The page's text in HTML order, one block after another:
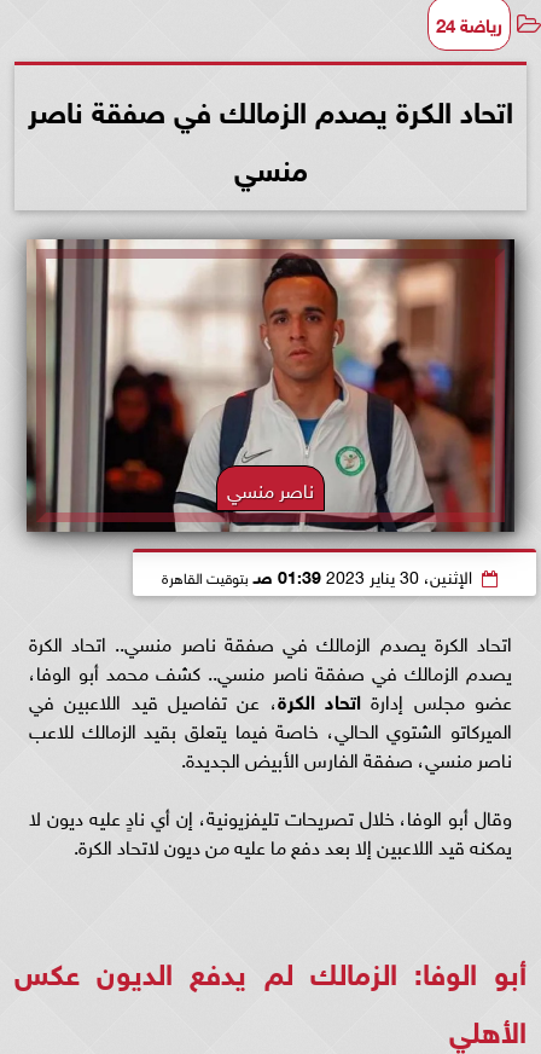
رياضة 24
اتحاد الكرة يصدم الزمالك في صفقة ناصر
منسي
ناصر منسي
الإثنين، 30 يناير 2023 01:39 صـ بتوقيت القاهرة
اتحاد الكرة يصدم الزمالك في صفقة ناصر منسي.. اتحاد الكرة
يصدم الزمالك في صفقة ناصر منسي.. كشف محمد أبو الوفا،
عضو مجلس إدارة اتحاد الكرة، عن تفاصيل قيد اللاعبين في
الميركاتو الشتوي الحالي، خاصة فيما يتعلق بقيد الزمالك للاعب
ناصر منسي، صفقة الفارس الأبيض الجديدة.
وقال أبو الوفا، خلال تصريحات تليفزيونية، إن أي نادٍ عليه ديون لا
يمكنه قيد اللاعبين إلا بعد دفع ما عليه من ديون لاتحاد الكرة.
أبو الوفا: الزمالك لم يدفع الديون عكس
الأهلي